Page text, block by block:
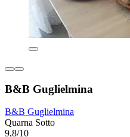
B&B Guglielmina
B&B Guglielmina
Quarna Sotto
9,8/10